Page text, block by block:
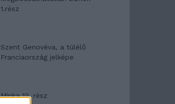
1.rész
Szent Genovéva, a túlélő
Franciaország jelképe
Minka 12. rész